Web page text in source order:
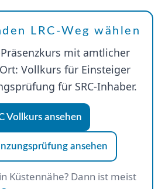
LRC-Weg wählen
mit amtlicher
Vollkurs für Einsteiger
für SRC-Inhaber.
Vollkurs ansehen
ansehen
Küstennähe? Dann ist meist